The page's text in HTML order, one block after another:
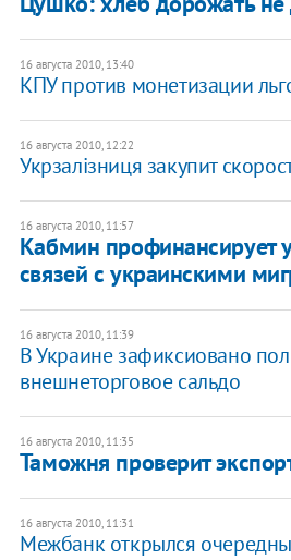
16 августа 2010, 13:40
КПУ против монетизации
16 августа 2010, 12:22
Укрзалізниця закупит
16 августа 2010, 11:57
Кабмин профинансирует
связей с украинскими
16 августа 2010, 11:39
В Украине зафиксиовано
внешнеторговое сальдо
16 августа 2010, 11:35
Таможня проверит
16 августа 2010, 11:31
Межбанк открылся